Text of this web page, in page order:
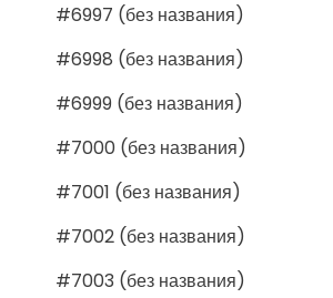
#6997 (без названия)
#6998 (без названия)
#6999 (без названия)
#7000 (без названия)
#7001 (без названия)
#7002 (без названия)
#7003 (без названия)